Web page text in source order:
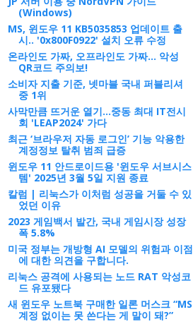
(Windows)
MS, 윈도우 11 KB5035853 업데이트 출
시.. '0x800F0922' 설치 오류 수정
온라인도 가짜, 오프라인도 가짜... 악성
QR코드 주의보!
소비자 지출 기준, 넷마블 국내 퍼블리셔
중 1위
사막만큼 뜨거운 열기…중동 최대 IT전시
회 'LEAP2024' 가다
최근 ‘브라우저 자동 로그인’ 기능 악용한
계정정보 탈취 범죄 급증
윈도우 11 안드로이드용 '윈도우 서브시스
템' 2025년 3월 5일 지원 종료
칼럼 | 리눅스가 이처럼 성공을 거둘 수 있
었던 이유
2023 게임백서 발간, 국내 게임시장 성장
폭 5.8%
미국 정부는 개방형 AI 모델의 위험과 이점
에 대한 의견을 구합니다.
리눅스 공격에 사용되는 노드 RAT 악성코
드 유포됐다
새 윈도우 노트북 구매한 일론 머스크 “MS
계정 없이는 못 쓴다는 게 말이 돼?”